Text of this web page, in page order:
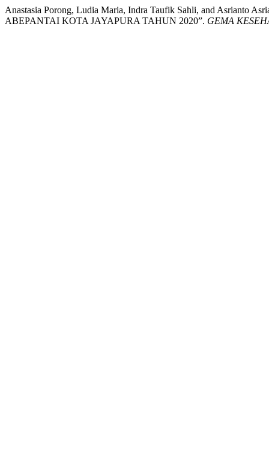
Anastasia Porong, Ludia Maria, Indra Taufik Sahli, and Asrianto
ABEPANTAI KOTA JAYAPURA TAHUN 2020”. GEMA